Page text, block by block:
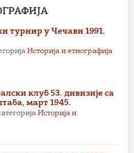
турнир у Чечави 1991.
Историја и етнографија
клуб 53. дивизије са
март 1945.
Историја и